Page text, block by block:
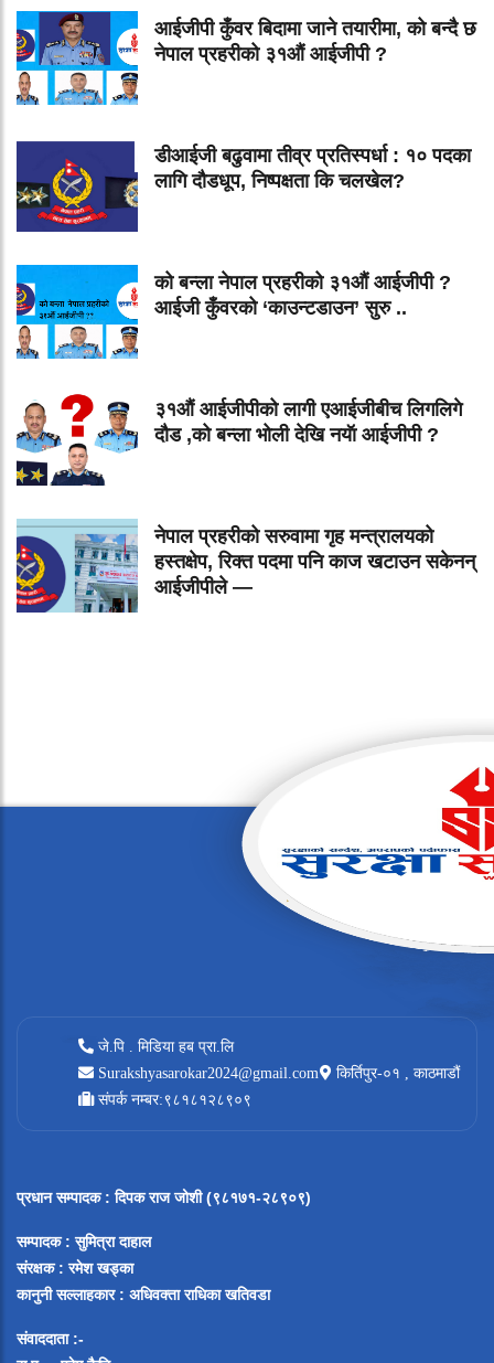
आईजीपी कुँवर बिदामा जाने तयारीमा, को बन्दै छ
नेपाल प्रहरीको ३१औं आईजीपी ?
डीआईजी बढुवामा तीव्र प्रतिस्पर्धा : १० पदका
लागि दौडधूप, निष्पक्षता कि चलखेल?
को बन्ला नेपाल प्रहरीको ३१औं आईजीपी ?
आईजी कुँवरको ‘काउन्टडाउन’ सुरु ..
३१औं आईजीपीको लागी एआईजीबीच लिगलिगे
दौड ,को बन्ला भोली देखि नयॅा आईजीपी ?
नेपाल प्रहरीको सरुवामा गृह मन्त्रालयको
हस्तक्षेप, रिक्त पदमा पनि काज खटाउन सकेनन्
आईजीपीले —
जे.पि . मिडिया हब प्रा.लि
Surakshyasarokar2024@gmail.com
किर्तिपुर-०१ , काठमाडौं
संपर्क नम्बर:९८१८१२८९०९
प्रधान सम्पादक: दिपक राज जोशी (९८१७१-२८९०९)
सम्पादक : सुमित्रा दाहाल
संरक्षक : रमेश खड्का
कानुनी सल्लाहकार : अधिवक्ता राधिका खतिवडा
संवाददाता :-